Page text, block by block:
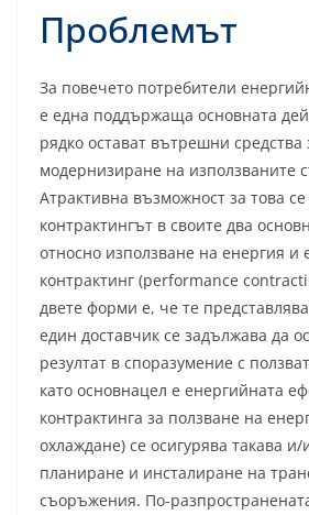
Проблемът
За повечето потребители
е една поддържаща основната
рядко остават вътрешни
модернизиране на използваните
Атрактивна възможност за това се
контрактингът в своите два
относно използване на енергия и
контрактинг (performance
двете форми е, че те
един доставчик се задължава да
резултат в споразумение с
като основнацел е енергийната
контрактинга за ползване на
охлаждане) се осигурява такава
планиране и инсталиране на
съоръжения. По-